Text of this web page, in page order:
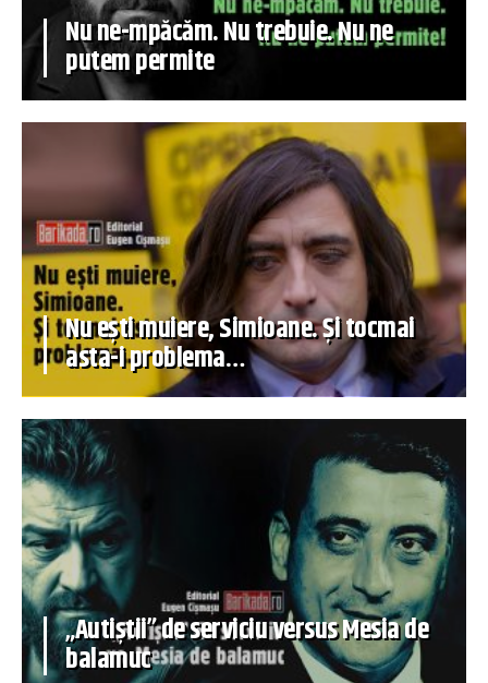
Nu ne-mpăcăm. Nu trebuie. Nu ne
putem permite
Nu ești muiere, Simioane. Și tocmai
asta-i problema…
„Autiștii” de serviciu versus Mesia de
balamuc